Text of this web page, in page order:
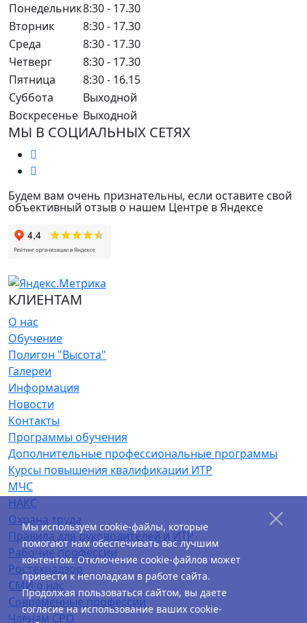
Понедельник8:30 - 17.30
Вторник
8:30 - 17.30
Среда
8:30 - 17.30
Четверг
8:30 - 17.30
Пятница
8:30 - 16.15
Суббота
Выходной
Воскресенье Выходной
МЫ В СОЦИАЛЬНЫХ СЕТЯХ
Будем вам очень признательны, если оставите свой
объективный отзыв о нашем Центре в Яндексе
КЛИЕНТАМ
О нас
Обучение
Полигон "Высота"
Галереи
Информация
Новости
Контакты
Программы обучения
Дополнительные профессиональные программы
Курсы повышения квалификации ИТР
МЧС
НАКС
Охрана труда
Правила для руководителей и ИТР
Рабочие профессии
Ростехнадзор
СМИ о нас
Современные профессии
Членам СРО
Мы используем cookie-файлы, которые
помогают нам обеспечивать вас лучшим
контентом. Отключение cookie-файлов может
привести к неполадкам в работе сайта.
Продолжая пользоваться сайтом, вы даете
согласие на использование ваших cookie-